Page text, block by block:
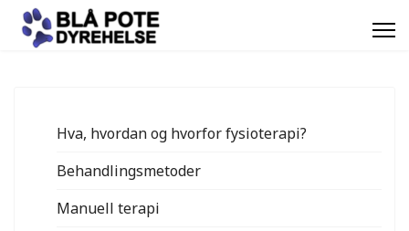
Hva, hvordan og hvorfor fysioterapi?
Behandlingsmetoder
Manuell terapi